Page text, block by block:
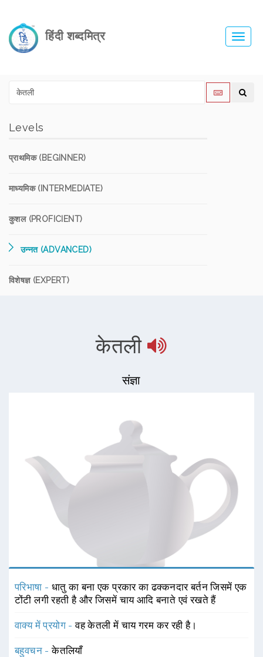
हिंदी शब्दमित्र
Levels
प्राथमिक (BEGINNER)
माध्यमिक (INTERMEDIATE)
कुशल (PROFICIENT)
उन्नत (ADVANCED)
विशेषज्ञ (EXPERT)
केतली
संज्ञा
परिभाषा - धातु का बना एक प्रकार का ढक्कनदार बर्तन जिसमें एक
टोंटी लगी रहती है और जिसमें चाय आदि बनाते एवं रखते हैं
वाक्य में प्रयोग -वह केतली में चाय गरम कर रही है।
बहुवचन -केतलियाँ